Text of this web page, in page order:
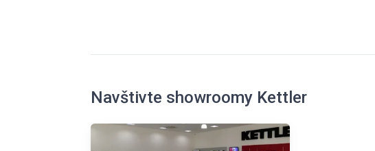
Navštivte showroomy Kettler